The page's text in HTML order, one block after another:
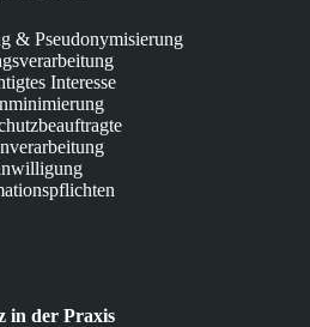
& Pseudonymisierung
Interesse
in der Praxis